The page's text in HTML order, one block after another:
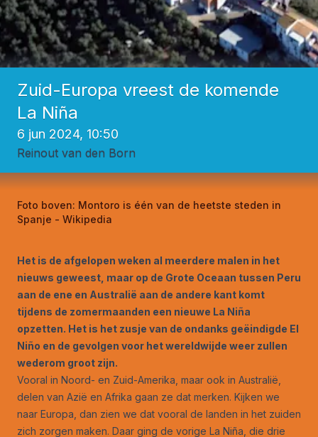
Zuid-Europa vreest de komende
La Niña
6 jun 2024, 10:50
Reinout van den Born
Foto boven: Montoro is één van de heetste steden in
Spanje - Wikipedia
Het is de afgelopen weken al meerdere malen in het
nieuws geweest, maar op de Grote Oceaan tussen Peru
aan de ene en Australië aan de andere kant komt
tijdens de zomermaanden een nieuwe La Niña
opzetten. Het is het zusje van de ondanks geëindigde El
Niño en de gevolgen voor het wereldwijde weer zullen
wederom groot zijn.
Vooral in Noord- en Zuid-Amerika, maar ook in Australië,
delen van Azië en Afrika gaan ze dat merken. Kijken we
naar Europa, dan zien we dat vooral de landen in het zuiden
zich zorgen maken. Daar ging de vorige La Niña, die drie